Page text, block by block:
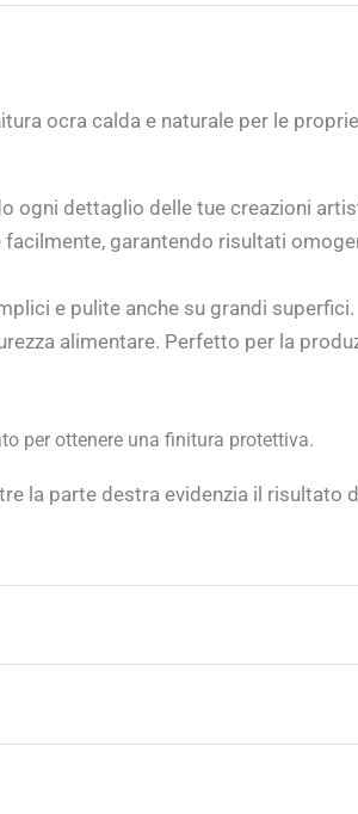
ocra calda e naturale per le
ogni dettaglio delle tue creazioni
garantendo risultati
e pulite anche su grandi superfici.
alimentare. Perfetto per la
per ottenere una finitura protettiva.
la parte destra evidenzia il risultato
che è di